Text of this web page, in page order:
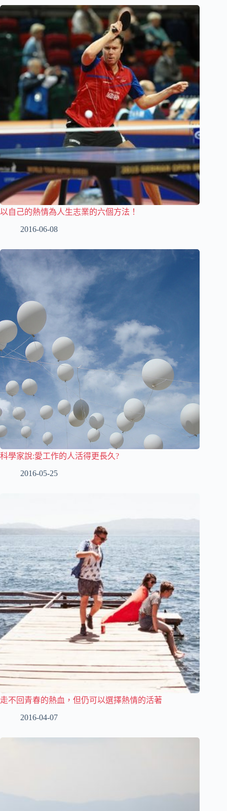
以自己的熱情為人生志業的六個方法！
2016-06-08
科學家說:愛工作的人活得更長久?
2016-05-25
走不回青春的熱血，但仍可以選擇熱情的活著
2016-04-07